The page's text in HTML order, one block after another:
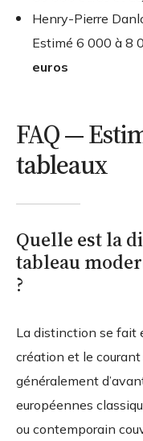
Henry-Pierre
Estimé 6 000 à 8
euros
FAQ —
tableaux
Quelle est la
tableau
?
La distinction se fait
création et le
généralement
européennes
ou contemporain